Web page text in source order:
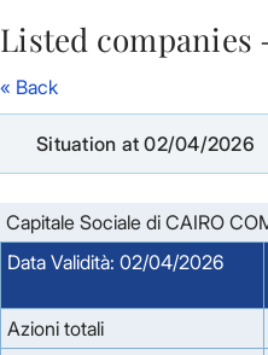
Skip to Main Content
Listed companies
« Back
Situation at 02/04/2026
Capitale Sociale di CAIRO
Data Validità: 02/04/2026
Azioni totali